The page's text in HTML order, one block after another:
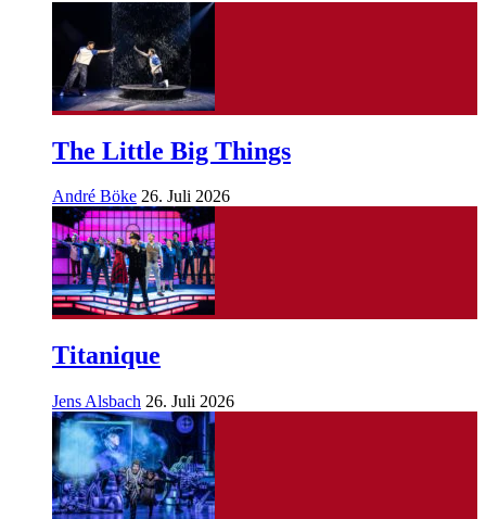
The Little Big Things
André Böke 26. Juli 2026
Titanique
Jens Alsbach 26. Juli 2026